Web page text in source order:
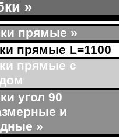
»
прямые »
прямые L=1100
прямые с
угол 90
и
»